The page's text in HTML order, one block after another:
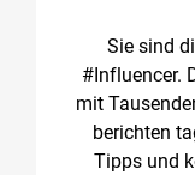
Sie sind
#Influencer.
mit
berichten
Tipps und